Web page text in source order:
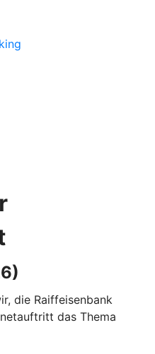
die Raiffeisenbank
das Thema